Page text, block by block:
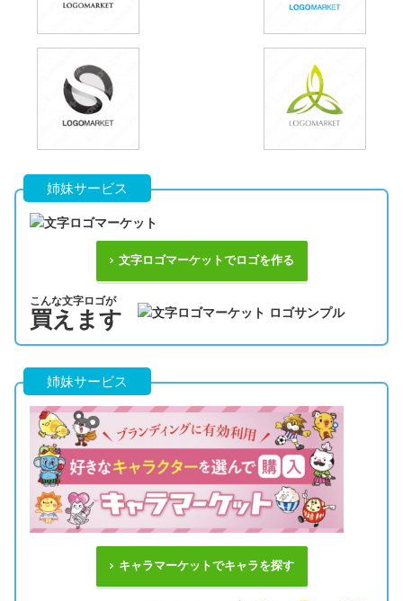
姉妹サービス
文字ロゴマーケットでロゴを作る
こんな文字ロゴが
買えます
姉妹サービス
キャラマーケットでキャラを探す